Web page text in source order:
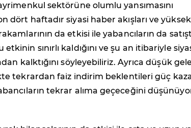
sektörüne olumlu yansımasını
dört haftadır siyasi haber akışları ve yüksek
da etkisi ile yabancıların da
sınırlı kaldığını ve şu an itibariyle
kalktığını söyleyebiliriz. Ayrıca düşük
tekrardan faiz indirim beklentileri güç
tekrar alıma geçeceğini